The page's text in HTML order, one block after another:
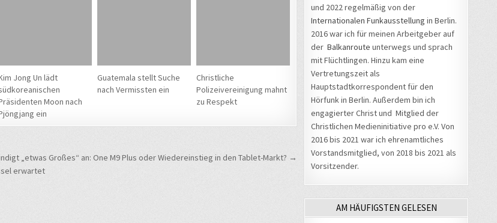
Jong Un lädt
Moon nach
ein
Guatemala stellt Suche
nach Vermissten ein
Christliche
Polizeivereinigung mahnt
zu Respekt
„etwas Großes“ an: One M9 Plus oder Wiedereinstieg in den Tablet-Markt? →
erwartet
und 2022 regelmäßig von der
Internationalen Funkausstellung in Berlin.
2016 war ich für meinen Arbeitgeber auf
der Balkanroute unterwegs und sprach
mit Flüchtlingen. Hinzu kam eine
Vertretungszeit als
Hauptstadtkorrespondent für den
Hörfunk in Berlin. Außerdem bin ich
engagierter Christ und Mitglied der
Christlichen Medieninitiative pro e.V. Von
2016 bis 2021 war ich ehrenamtliches
Vorstandsmitglied, von 2018 bis 2021 als
Vorsitzender.
AM HÄUFIGSTEN GELESEN